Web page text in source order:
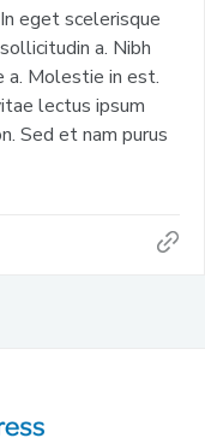
eget scelerisque
a. Nibh
Molestie in est.
lectus ipsum
Sed et nam purus